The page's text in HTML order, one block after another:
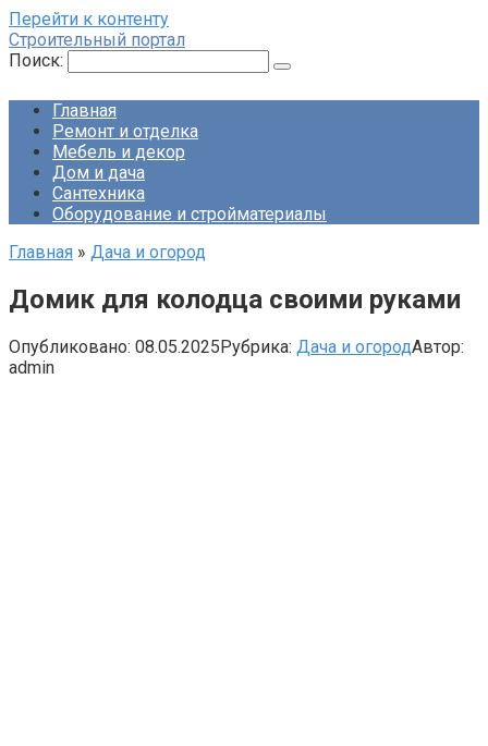
Перейти к контенту
Строительный портал
Поиск:
Главная
Ремонт и отделка
Мебель и декор
Дом и дача
Сантехника
Оборудование и стройматериалы
Главная » Дача и огород
Домик для колодца своими руками
Опубликовано: 08.05.2025Рубрика: Дача и огородАвтор:
admin